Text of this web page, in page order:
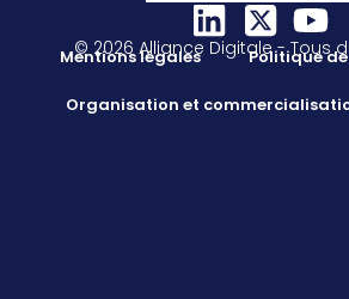
© 2026 Alliance Digitale - Tous
Mentions légales Politique
Organisation et